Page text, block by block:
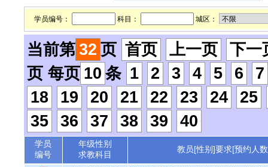
学员编号： 科目： 城区：
当前第 32 页 首页 上一页
下一
页 每页 10 条 1 2 3 4 5 6
7
18
19 20 21 22 23 24
25
35
36 37 38 39 40
学员
编号
年级性别
求教科目
教员[性别]要求[预约人